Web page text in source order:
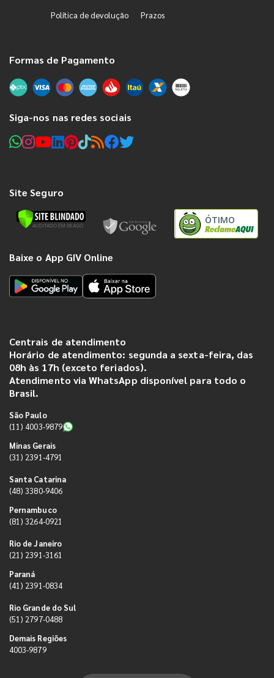
Política de devolução Prazos
Formas de Pagamento
Siga-nos nas redes sociais
Site Seguro
ÓTIMO
Baixe o App GIV Online
Centrais de atendimento
Horário de atendimento: segunda a sexta-feira, das
08h às 17h (exceto feriados).
Atendimento via WhatsApp disponível para todo o
Brasil.
São Paulo
(11) 4003-9879
Minas Gerais
(31) 2391-4791
Santa Catarina
(48) 3380-9406
Pernambuco
(81) 3264-0921
Rio de Janeiro
(21) 2391-3161
Paraná
(41) 2391-0834
Rio Grande do Sul
(51) 2797-0488
Demais Regiões
4003-9879